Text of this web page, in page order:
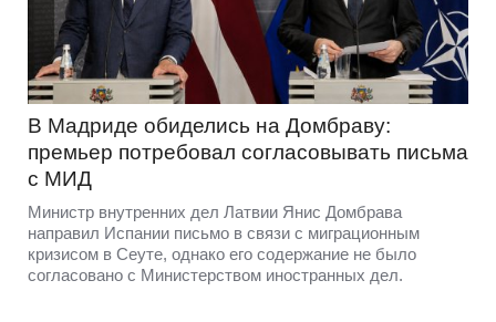
В Мадриде обиделись на Домбраву:
премьер потребовал согласовывать письма
с МИД
Министр внутренних дел Латвии Янис Домбрава
направил Испании письмо в связи с миграционным
кризисом в Сеуте, однако его содержание не было
согласовано с Министерством иностранных дел.